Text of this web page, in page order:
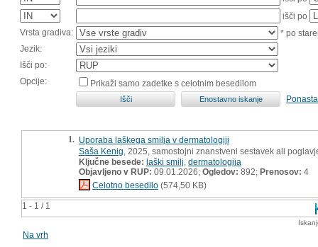
išči po
Vrsta gradiva:
* po
Jezik:
Išči po:
Opcije:
Prikaži samo zadetke s celotnim besedilom
1 - 1 / 1
1. Uporaba laškega smilja v dermatologiji
Saša Kenig , 2025, samostojni znanstveni sestavek ali
Ključne besede: laški smilj dermatologija
Objavljeno v RUP: 09.01.2026; Ogledov: 892; Prenosov: 4
Celotno besedilo (574,50 KB)
Na vrh